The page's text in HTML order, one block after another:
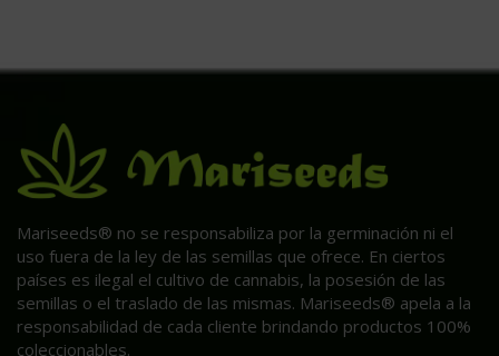
Mariseeds® no se responsabiliza por la germinación ni el
uso fuera de la ley de las semillas que ofrece. En ciertos
países es ilegal el cultivo de cannabis, la posesión de las
semillas o el traslado de las mismas. Mariseeds® apela a la
responsabilidad de cada cliente brindando productos 100%
coleccionables.